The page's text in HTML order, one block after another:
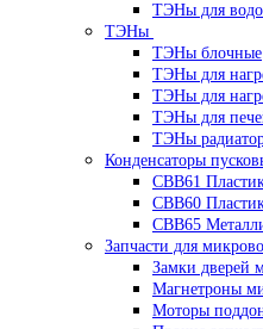
ТЭНы для
ТЭНы
ТЭНы блочные
ТЭНы для
ТЭНы для
ТЭНы для
ТЭНы
Конденсаторы
CBB61
CBB60
CBB65
Запчасти для
Замки дверей
Магнетроны
Моторы